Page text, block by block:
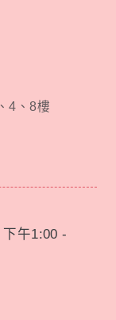
4、8樓
下午1:00 -